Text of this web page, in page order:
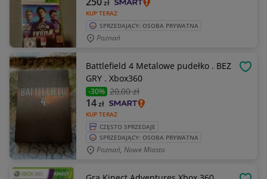
KUP TERAZ
zł
SPRZEDAJĄCY: OSOBA PRYWATNA
Poznań
Battlefield 4 Metalowe pudełko . BEZ
GRY . Xbox360
-30% 20,00 zł
KUP TERAZ
14zł
CZĘSTO SPRZEDAJE
SPRZEDAJĄCY: OSOBA PRYWATNA
Poznań, Nowe Miasto